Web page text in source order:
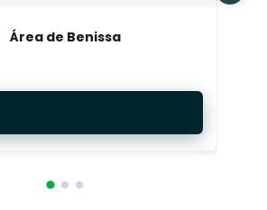
Área de Benissa